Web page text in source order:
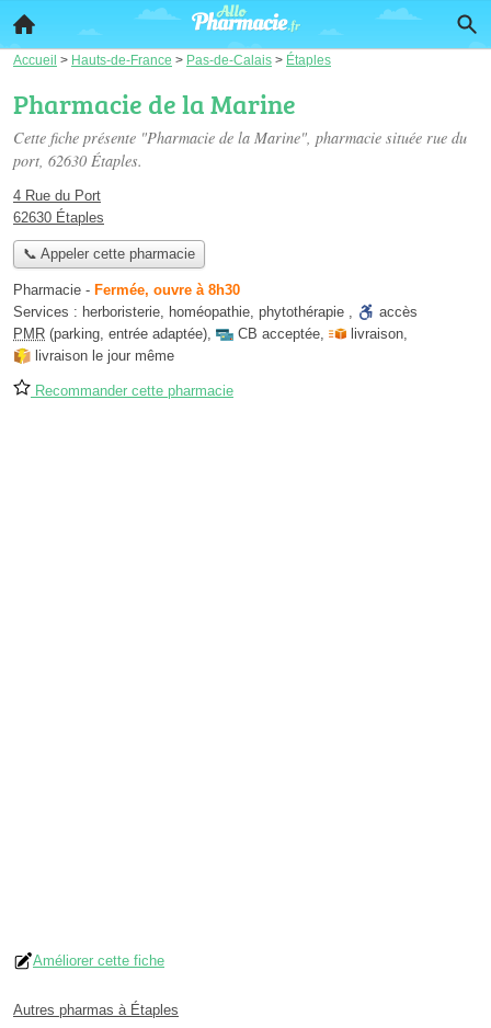
Accueil > Hauts-de-France > Pas-de-Calais > Étaples
Pharmacie de la Marine
Cette fiche présente "Pharmacie de la Marine", pharmacie située rue du
port, 62630 Étaples.
4 Rue du Port
62630 Étaples
📞 Appeler cette pharmacie
Pharmacie - Fermée, ouvre à 8h30
Services : herboristerie, homéopathie, phytothérapie ,
accès
PMR (parking, entrée adaptée), CB acceptée, livraison,
livraison le jour même
Recommander cette pharmacie
Améliorer cette fiche
Autres pharmas à Étaples